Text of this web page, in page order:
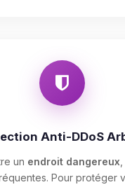
Anti-DDoS
un endroit dangereux
Pour protéger